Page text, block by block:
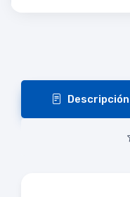
Descripción